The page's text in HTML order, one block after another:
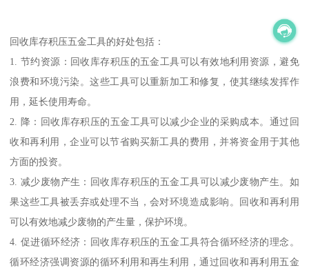
回收库存积压五金工具的好处包括：
1. 节约资源：回收库存积压的五金工具可以有效地利用资源，避免
浪费和环境污染。这些工具可以重新加工和修复，使其继续发挥作
用，延长使用寿命。
2. 降：回收库存积压的五金工具可以减少企业的采购成本。通过回
收和再利用，企业可以节省购买新工具的费用，并将资金用于其他
方面的投资。
3. 减少废物产生：回收库存积压的五金工具可以减少废物产生。如
果这些工具被丢弃或处理不当，会对环境造成影响。回收和再利用
可以有效地减少废物的产生量，保护环境。
4. 促进循环经济：回收库存积压的五金工具符合循环经济的理念。
循环经济强调资源的循环利用和再生利用，通过回收和再利用五金